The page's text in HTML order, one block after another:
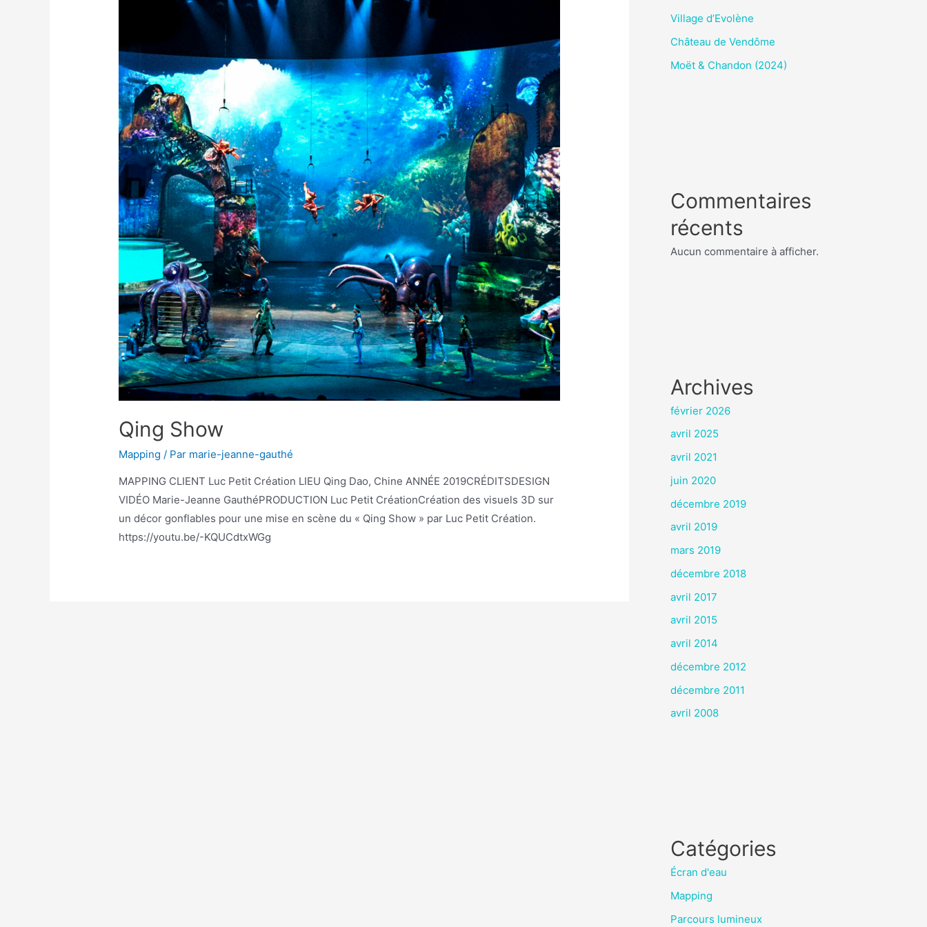
Qing Show
Mapping / Par marie-jeanne-gauthé
MAPPING CLIENT Luc Petit Création LIEU Qing Dao, Chine ANNÉE 2019CRÉDITSDESIGN
VIDÉO Marie-Jeanne GauthéPRODUCTION Luc Petit CréationCréation des visuels 3D sur
un décor gonflables pour une mise en scène du « Qing Show » par Luc Petit Création.
https://youtu.be/-KQUCdtxWGg
Village d’Evolène
Château de Vendôme
Moët & Chandon (2024)
Commentaires
récents
Aucun commentaire à afficher.
Archives
février 2026
avril 2025
avril 2021
juin 2020
décembre 2019
avril 2019
mars 2019
décembre 2018
avril 2017
avril 2015
avril 2014
décembre 2012
décembre 2011
avril 2008
Catégories
Écran d'eau
Mapping
Parcours lumineux